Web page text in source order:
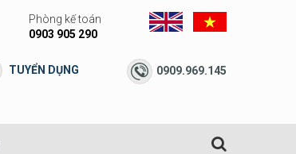
Phòng kế toán
0903 905 290
0909.969.145
TUYỂN DỤNG